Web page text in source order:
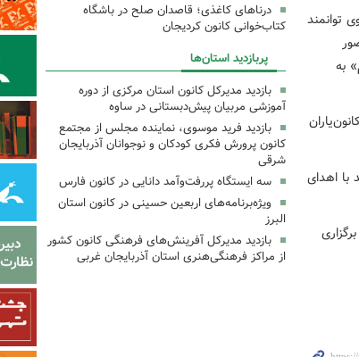
توانمند
به
با اهدای
درناهای کاغذی؛ قاصدان صلح در باشگاه
کتاب‌خوانی کانون کردیجان
پربازدید استان‌ها
بازدید مدیرکل کانون استان مرکزی از دوره
آموزشی مربیان پیش‌دبستانی در ساوه
بازدید فرید موسوی، نماینده مجلس از مجتمع
کانون پرورش فکری کودکان و نوجوانان آذربایجان
شرقی
سه ایستگاه پررفت‌وآمد دانایی در کانون فارس
ویژه‌برنامه‌های اربعین حسینی در کانون استان
البرز
بازدید مدیرکل آفرینش‌های فرهنگی کانون کشور
از مراکز فرهنگی‌هنری استان آذربایجان غربی